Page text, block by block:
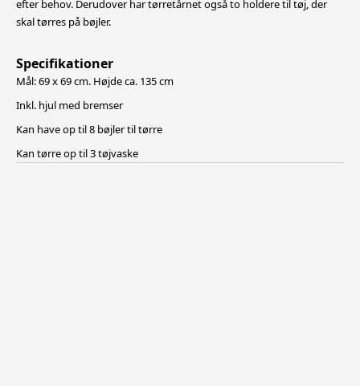
efter behov. Derudover har tørretårnet også to holdere til tøj, der
skal tørres på bøjler.
Specifikationer
Mål: 69 x 69 cm. Højde ca. 135 cm
Inkl. hjul med bremser
Kan have op til 8 bøjler til tørre
Kan tørre op til 3 tøjvaske